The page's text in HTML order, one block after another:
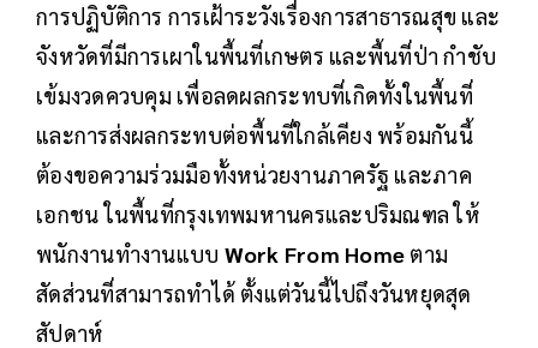
การปฏิบัติการ การเฝ้าระวังเรื่องการสาธารณสุข และ
จังหวัดที่มีการเผาในพื้นที่เกษตร และพื้นที่ป่า กำชับ
เข้มงวดควบคุม เพื่อลดผลกระทบที่เกิดทั้งในพื้นที่
และการส่งผลกระทบต่อพื้นที่ใกล้เคียง พร้อมกันนี้
ต้องขอความร่วมมือทั้งหน่วยงานภาครัฐ และภาค
เอกชน ในพื้นที่กรุงเทพมหานครและปริมณฑล ให้
พนักงานทำงานแบบ Work From Home ตาม
สัดส่วนที่สามารถทำได้ ตั้งแต่วันนี้ไปถึงวันหยุดสุด
สัปดาห์